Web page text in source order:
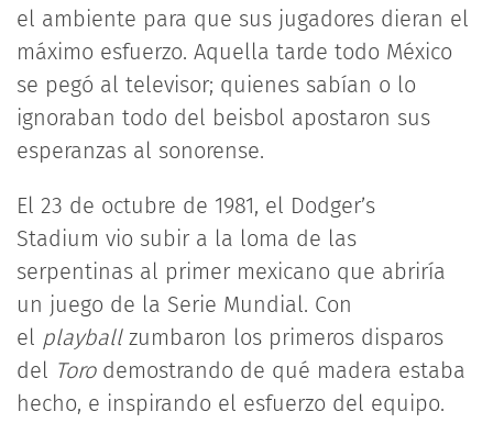
el ambiente para que sus jugadores dieran el
máximo esfuerzo. Aquella tarde todo México
se pegó al televisor; quienes sabían o lo
ignoraban todo del beisbol apostaron sus
esperanzas al sonorense.
El 23 de octubre de 1981, el Dodger’s
Stadium vio subir a la loma de las
serpentinas al primer mexicano que abriría
un juego de la Serie Mundial. Con
el playballzumbaron los primeros disparos
del Torodemostrando de qué madera estaba
hecho, e inspirando el esfuerzo del equipo.